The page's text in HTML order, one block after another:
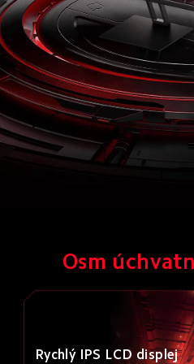
Osm
Rychlý IPS LCD displej